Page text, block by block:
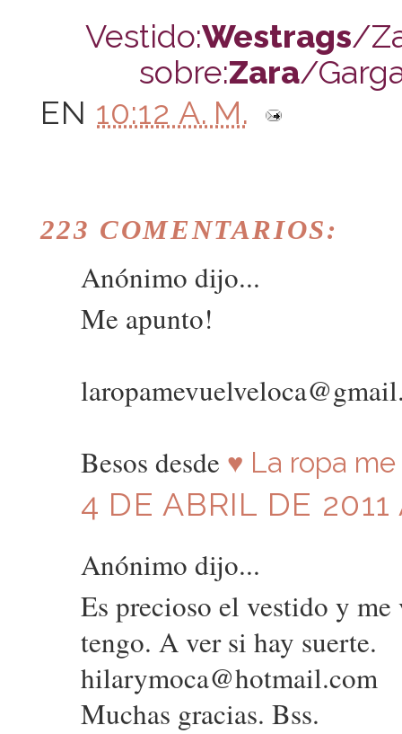
Vestido:Westrags/
sobre:Zara/
EN 10:12 A. M.
223 COMENTARIOS:
Anónimo dijo...
Me apunto!
Besos desde ♥ La ropa
4 DE ABRIL DE
Anónimo dijo...
Es precioso el vestido y
tengo. A ver si hay suerte.
hilarymoca@hotmail.com
Muchas gracias. Bss.